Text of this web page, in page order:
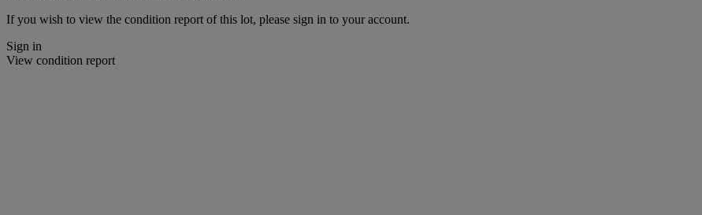
If you wish to view the condition report of this lot, please sign in to your account.
Sign in
View condition report